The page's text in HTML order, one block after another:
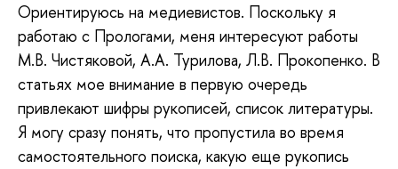
Ориентируюсь на медиевистов. Поскольку я
работаю с Прологами, меня интересуют работы
М.В. Чистяковой, А.А. Турилова, Л.В. Прокопенко. В
статьях мое внимание в первую очередь
привлекают шифры рукописей, список литературы.
Я могу сразу понять, что пропустила во время
самостоятельного поиска, какую еще рукопись